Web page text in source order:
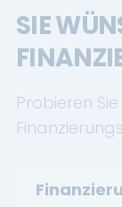
SIE
Probieren